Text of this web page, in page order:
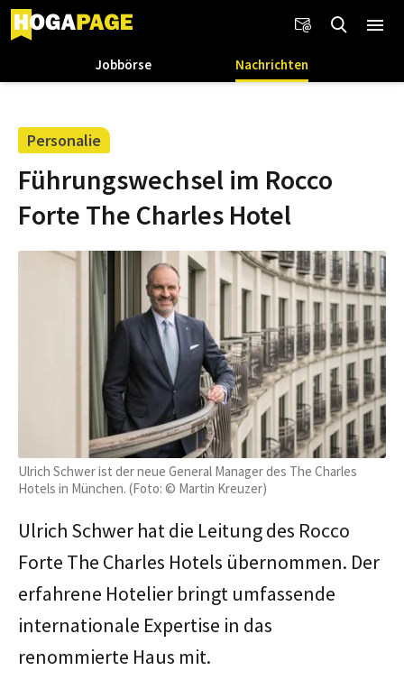
Jobbörse Nachrichten
Personalie
Führungswechsel im Rocco
Forte The Charles Hotel
Ulrich Schwer ist der neue General Manager des The Charles
Hotels in München. (Foto: © Martin Kreuzer)
Ulrich Schwer hat die Leitung des Rocco
Forte The Charles Hotels übernommen. Der
erfahrene Hotelier bringt umfassende
internationale Expertise in das
renommierte Haus mit.